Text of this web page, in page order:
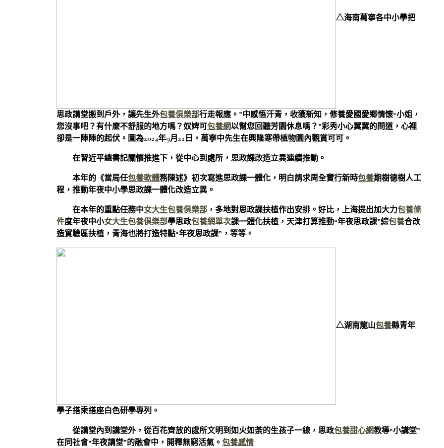
△海南萬寧各中小學把
思政講堂搬到戶外，讓先生外包養俱樂部行走報應。”中感悟汗青，收獲新知，修養愛國愛鄉情懷“小姐，
您沒事吧？有什麼不舒服的地方嗎？奴婢可包養網以幫您回聽芳園休息嗎？”彩秀小心翼翼的問道，心裡
卻是一陣陣的起伏。圖為2024年9月22日，萬寧中先生在興隆寒帶植物園內觀賞可可。
在習近平總書記關懷推進下，從中心到處所，思政課改造立異連續推動。
本年的《當局任包養軟體務陳述》初次寫進思政課一體化，明白請求周全實行新時包養期樹德樹人工
程，推動年夜中小學思政課一體化改造立異。
在本年的重點任務中女大生包養俱樂部 ，多地對思政課扶植作出安排。好比，上海提出加大力包養條
件度年夜中小女大生包養俱樂部學思政包養網單次課一體化扶植，天津打算推動“年夜思政課”綜包養合改
造實驗區扶植，青海也將打造特點“年夜思政課”，等等。
△湖南龍山包養縣青年
學子搭乘搭座白色研學專列。
從講堂內到講堂外，從百花齊放的處所文明到如火如荼的生孩子一線，思政包養甜心網教導“小講堂”
在同社會“年夜講堂”的融會中，開釋無窮活氣。 包養感情